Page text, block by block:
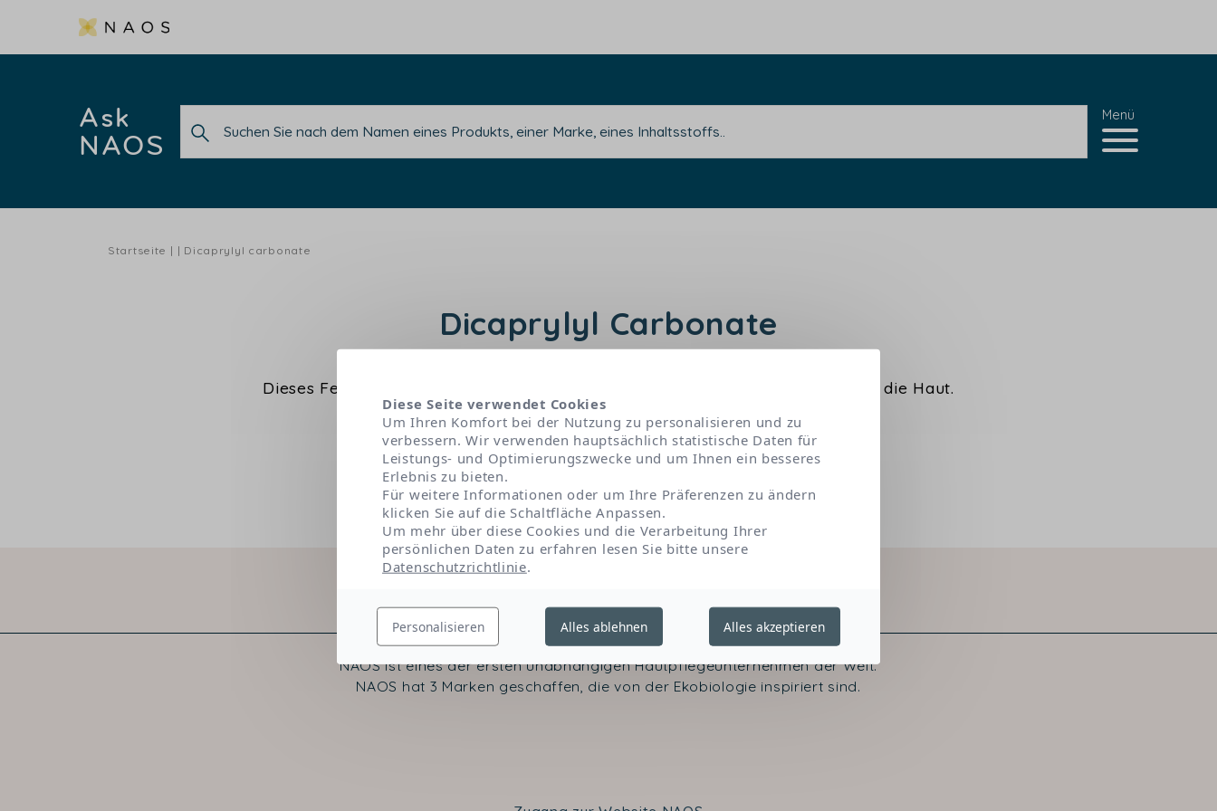
Ask
NAOS
Menü
Startseite Dicaprylyl carbonate
Dicaprylyl Carbonate
Dieses Fettalkohol-Derivat ist ein Hautpflegemittel. Es beruhigt und erweicht die Haut.
NAOS ist eines der ersten unabhängigen Hautpflegeunternehmen der Welt.
NAOS hat 3 Marken geschaffen, die von der Ekobiologie inspiriert sind.
Diese Seite verwendet Cookies
Um Ihren Komfort bei der Nutzung zu personalisieren und zu
verbessern. Wir verwenden hauptsächlich statistische Daten für
Leistungs- und Optimierungszwecke und um Ihnen ein besseres
Erlebnis zu bieten.
Für weitere Informationen oder um Ihre Präferenzen zu ändern
klicken Sie auf die Schaltfläche Anpassen.
Um mehr über diese Cookies und die Verarbeitung Ihrer
persönlichen Daten zu erfahren lesen Sie bitte unsere
Datenschutzrichtlinie.
Personalisieren Alles ablehnen Alles akzeptieren